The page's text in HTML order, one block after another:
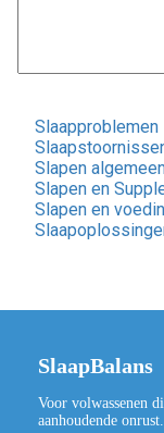
Slaapproblemen
Slapen
Slapen en
Slapen en
SlaapBalans
Voor volwassenen
aanhoudende onrust.